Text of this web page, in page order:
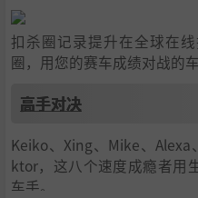
扣杀圈记录提升在全球在
圈，用您的赛车成绩对战的车
高手对决
Keiko、Xing、Mike、Alexa
ktor，这八个速度成瘾者用
车手。